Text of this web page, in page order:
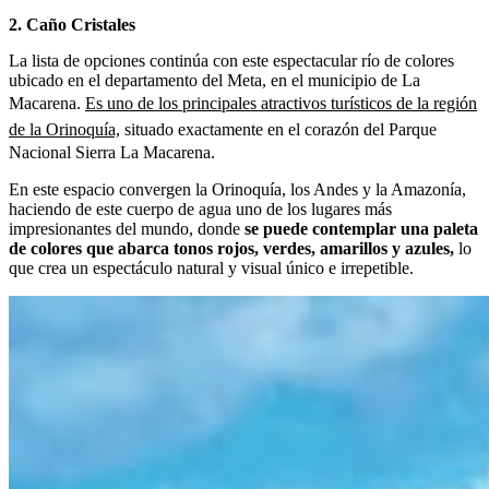
2. Caño Cristales
La lista de opciones continúa con este espectacular río de colores
ubicado en el departamento del Meta, en el municipio de La
Macarena. Es uno de los principales atractivos turísticos de la región
de la Orinoquía, situado exactamente en el corazón del Parque
Nacional Sierra La Macarena.
En este espacio convergen la Orinoquía, los Andes y la Amazonía,
haciendo de este cuerpo de agua uno de los lugares más
impresionantes del mundo, donde se puede contemplar una paleta
de colores que abarca tonos rojos, verdes, amarillos y azules, lo
que crea un espectáculo natural y visual único e irrepetible.